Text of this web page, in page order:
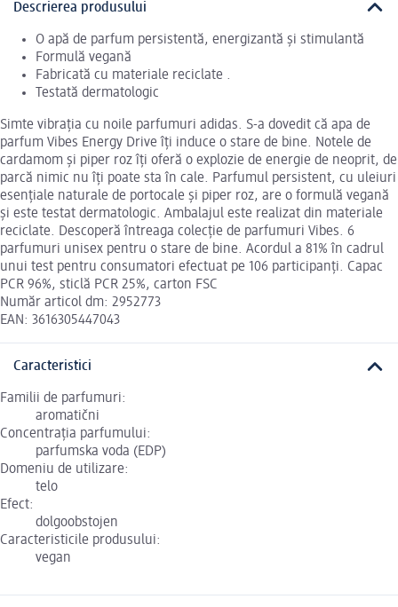
Descrierea produsului
O apă de parfum persistentă, energizantă și stimulantă
Formulă vegană
Fabricată cu materiale reciclate .
Testată dermatologic
Simte vibrația cu noile parfumuri adidas. S-a dovedit că apa de
parfum Vibes Energy Drive îți induce o stare de bine. Notele de
cardamom și piper roz îți oferă o explozie de energie de neoprit, de
parcă nimic nu îți poate sta în cale. Parfumul persistent, cu uleiuri
esențiale naturale de portocale și piper roz, are o formulă vegană
și este testat dermatologic. Ambalajul este realizat din materiale
reciclate. Descoperă întreaga colecție de parfumuri Vibes. 6
parfumuri unisex pentru o stare de bine. Acordul a 81% în cadrul
unui test pentru consumatori efectuat pe 106 participanți. Capac
PCR 96%, sticlă PCR 25%, carton FSC
Număr articol dm: 2952773
EAN: 3616305447043
Caracteristici
Familii de parfumuri:
aromatični
Concentrația parfumului:
parfumska voda (EDP)
Domeniu de utilizare:
telo
Efect:
dolgoobstojen
Caracteristicile produsului:
vegan